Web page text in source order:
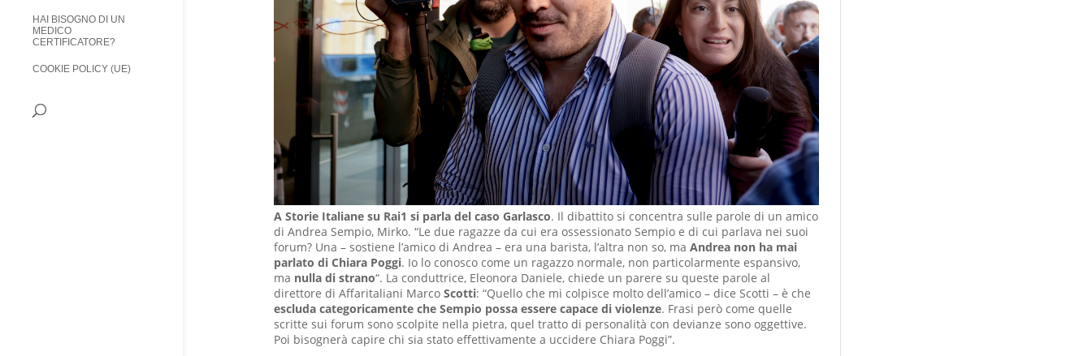
HAI BISOGNO DI UN
MEDICO
CERTIFICATORE?
COOKIE POLICY (UE)
A Storie Italiane su Rai1 si parla del caso Garlasco. Il dibattito si concentra sulle parole di un amico
di Andrea Sempio, Mirko. “Le due ragazze da cui era ossessionato Sempio e di cui parlava nei suoi
forum? Una – sostiene l’amico di Andrea – era una barista, l’altra non so, ma Andrea non ha mai
parlato di Chiara Poggi. Io lo conosco come un ragazzo normale, non particolarmente espansivo,
ma nulla di strano“. La conduttrice, Eleonora Daniele, chiede un parere su queste parole al
direttore di Affaritaliani Marco Scotti: “Quello che mi colpisce molto dell’amico – dice Scotti – è che
escluda categoricamente che Sempio possa essere capace di violenze. Frasi però come quelle
scritte sui forum sono scolpite nella pietra, quel tratto di personalità con devianze sono oggettive.
Poi bisognerà capire chi sia stato effettivamente a uccidere Chiara Poggi”.